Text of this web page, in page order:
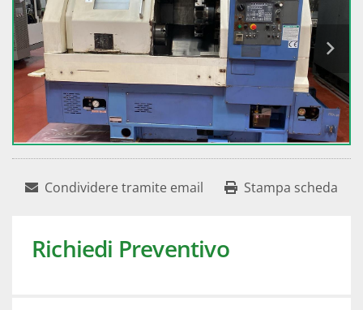
Condividere tramite email Stampa scheda
Richiedi Preventivo